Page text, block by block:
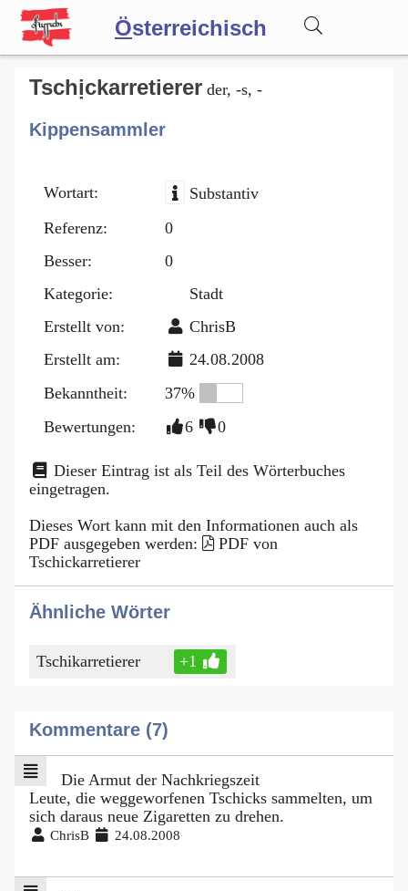
Österreichisch
Wörterbuch
Forum
Blog
Tschịckarretierer der, -s, -
Kippensammler
Wortart:
Substantiv
Referenz:
0
Besser:
0
Kategorie:
Stadt
Erstellt von:
ChrisB
Erstellt am:
24.08.2008
Bekanntheit:
37%
Bewertungen:
6 0
Dieser Eintrag ist als Teil des Wörterbuches
eingetragen.
Dieses Wort kann mit den Informationen auch als
PDF ausgegeben werden:
PDF von
Tschickarretierer
Ähnliche Wörter
Tschikarretierer +1
Kommentare (7)
Die Armut der Nachkriegszeit
Leute, die weggeworfenen Tschicks sammelten, um
sich daraus neue Zigaretten zu drehen.
ChrisB 24.08.2008